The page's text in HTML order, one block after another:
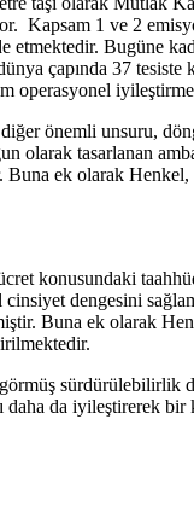
Kapsam 1 ve 2
etmektedir. Bugüne
çapında 37
operasyonel
önemli unsuru,
olarak tasarlanan
Buna ek olarak
konusundaki
dengesini
Buna ek olarak
daha da iyileştirerek